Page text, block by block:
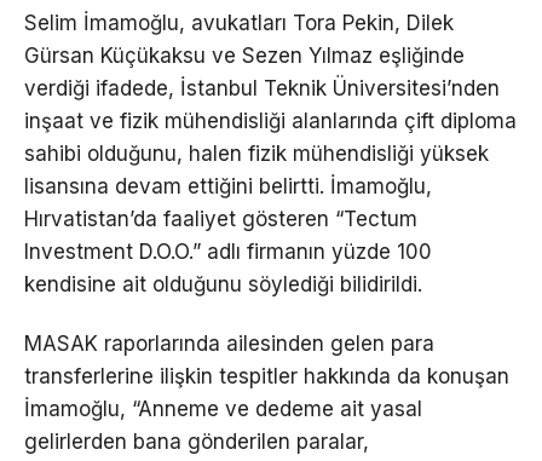
Selim İmamoğlu, avukatları Tora Pekin, Dilek
Gürsan Küçükaksu ve Sezen Yılmaz eşliğinde
verdiği ifadede, İstanbul Teknik Üniversitesi’nden
inşaat ve fizik mühendisliği alanlarında çift diploma
sahibi olduğunu, halen fizik mühendisliği yüksek
lisansına devam ettiğini belirtti. İmamoğlu,
Hırvatistan’da faaliyet gösteren “Tectum
Investment D.O.O.” adlı firmanın yüzde 100
kendisine ait olduğunu söylediği bilidirildi.
MASAK raporlarında ailesinden gelen para
transferlerine ilişkin tespitler hakkında da konuşan
İmamoğlu, “Anneme ve dedeme ait yasal
gelirlerden bana gönderilen paralar,